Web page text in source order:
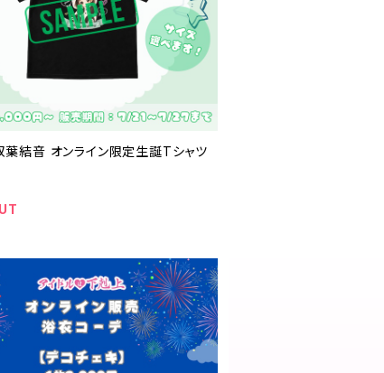
結音 オンライン限定生誕Tシャツ